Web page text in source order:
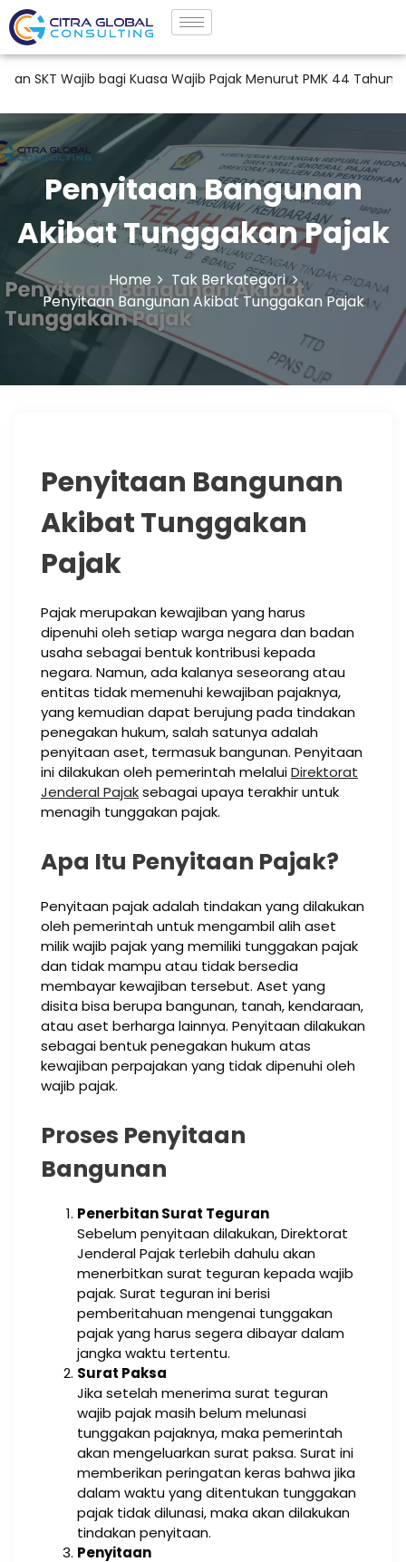
bagi Kuasa Wajib Pajak Menurut PMK 44 Tahun 2026
Penyitaan Bangunan
Akibat Tunggakan Pajak
Home
Tak Berkategori
Penyitaan Bangunan Akibat Tunggakan Pajak
Penyitaan Bangunan
Akibat Tunggakan
Pajak
Pajak merupakan kewajiban yang harus
dipenuhi oleh setiap warga negara dan badan
usaha sebagai bentuk kontribusi kepada
negara. Namun, ada kalanya seseorang atau
entitas tidak memenuhi kewajiban pajaknya,
yang kemudian dapat berujung pada tindakan
penegakan hukum, salah satunya adalah
penyitaan aset, termasuk bangunan. Penyitaan
ini dilakukan oleh pemerintah melaluiDirektorat
Jenderal Pajaksebagai upaya terakhir untuk
menagih tunggakan pajak.
Apa Itu Penyitaan Pajak?
Penyitaan pajak adalah tindakan yang dilakukan
oleh pemerintah untuk mengambil alih aset
milik wajib pajak yang memiliki tunggakan pajak
dan tidak mampu atau tidak bersedia
membayar kewajiban tersebut. Aset yang
disita bisa berupa bangunan, tanah, kendaraan,
atau aset berharga lainnya. Penyitaan dilakukan
sebagai bentuk penegakan hukum atas
kewajiban perpajakan yang tidak dipenuhi oleh
wajib pajak.
Proses Penyitaan
Bangunan
Penerbitan Surat Teguran
Sebelum penyitaan dilakukan, Direktorat
Jenderal Pajak terlebih dahulu akan
menerbitkan surat teguran kepada wajib
pajak. Surat teguran ini berisi
pemberitahuan mengenai tunggakan
pajak yang harus segera dibayar dalam
jangka waktu tertentu.
Surat Paksa
Jika setelah menerima surat teguran
wajib pajak masih belum melunasi
tunggakan pajaknya, maka pemerintah
akan mengeluarkan surat paksa. Surat ini
memberikan peringatan keras bahwa jika
dalam waktu yang ditentukan tunggakan
pajak tidak dilunasi, maka akan dilakukan
tindakan penyitaan.
Penyitaan